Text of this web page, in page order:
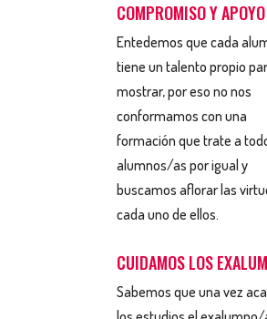
COMPROMISO Y APOYO
Entedemos que cada
tiene un talento propio
mostrar, por eso no nos
conformamos con una
formación que trate a
alumnos/as por igual y
buscamos aflorar las
cada uno de ellos.
CUIDAMOS LOS
Sabemos que una vez